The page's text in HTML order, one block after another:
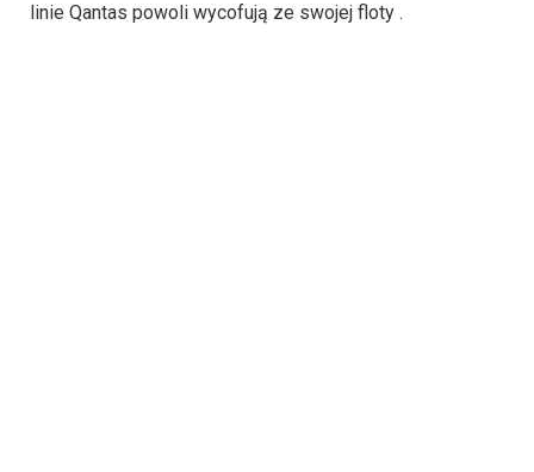
linie Qantas powoli wycofują ze swojej floty .